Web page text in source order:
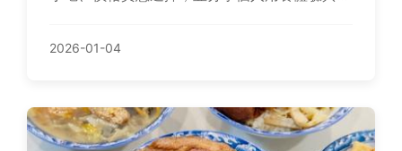
2026-01-04